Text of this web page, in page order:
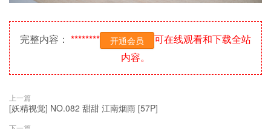
完整内容： ******** 开通会员
可在线观看和下载全站
内容。
上一篇
[妖精视觉] NO.082 甜甜 江南烟雨 [57P]